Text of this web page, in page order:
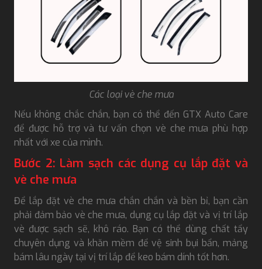
Các loại vè che mưa
Nếu không chắc chắn, bạn có thể đến GTX Auto Care
để được hỗ trợ và tư vấn chọn vè che mưa phù hợp
nhất với xe của mình.
Bước 2: Làm sạch các dụng cụ lắp đặt và
vè che mưa
Để lắp đặt vè che mưa chắn chắn và bền bỉ, bạn cần
phải đảm bảo vè che mưa, dụng cụ lắp đặt và vị trí lắp
vè được sạch sẽ, khô ráo. Bạn có thể dùng chất tẩy
chuyên dụng và khăn mềm để vệ sinh bụi bẩn, mảng
bám lâu ngày tại vị trí lắp để keo bám dính tốt hơn.